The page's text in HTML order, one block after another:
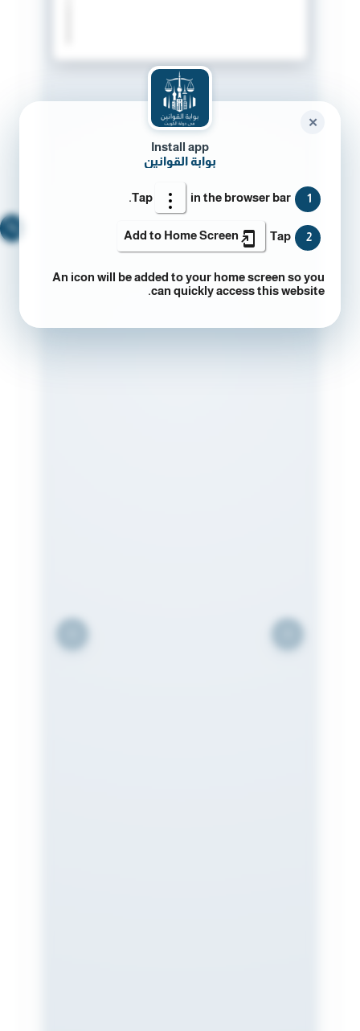
Install app
بوابة القوانين
1
Tap in the browser bar.
2
Tap
Add to Home Screen
An icon will be added to your home screen so you
can quickly access this website.
✕